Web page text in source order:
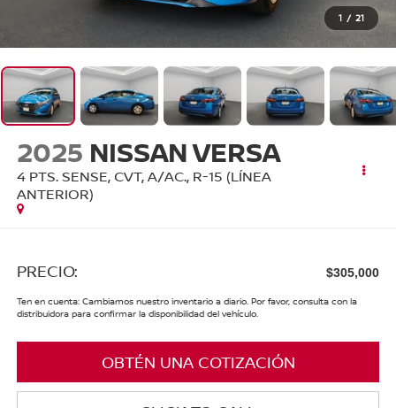
1 / 21
2025 NISSAN VERSA
4 PTS. SENSE, CVT, A/AC., R-15 (LÍNEA
ANTERIOR)
PRECIO: $305,000
Ten en cuenta: Cambiamos nuestro inventario a diario. Por favor, consulta con la
distribuidora para confirmar la disponibilidad del vehículo.
OBTÉN UNA COTIZACIÓN